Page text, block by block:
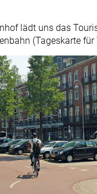
lädt uns das
(Tageskarte